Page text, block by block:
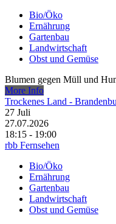
Bio/Öko
Ernährung
Gartenbau
Landwirtschaft
Obst und Gemüse
Blumen gegen Müll und
More Info
Trockenes Land -
27 Juli
27.07.2026
18:15 - 19:00
rbb Fernsehen
Bio/Öko
Ernährung
Gartenbau
Landwirtschaft
Obst und Gemüse